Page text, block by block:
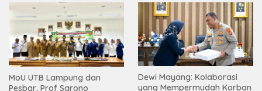
Tinggi
MoU UTB Lampung dan
Pesbar, Prof Sarono
Dewi Mayang: Kolaborasi
yang Mempermudah Korban